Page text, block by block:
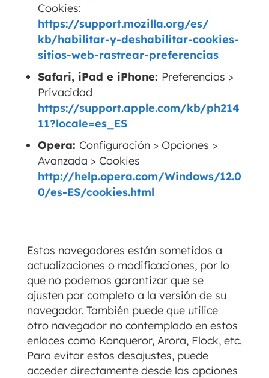
Cookies:
https://support.mozilla.org/es/
kb/habilitar-y-deshabilitar-cookies-
sitios-web-rastrear-preferencias
Safari, iPad e iPhone: Preferencias >
Privacidad
https://support.apple.com/kb/ph214
11?locale=es_ES
Opera: Configuración > Opciones >
Avanzada > Cookies
http://help.opera.com/Windows/12.0
0/es-ES/cookies.html
Estos navegadores están sometidos a
actualizaciones o modificaciones, por lo
que no podemos garantizar que se
ajusten por completo a la versión de su
navegador. También puede que utilice
otro navegador no contemplado en estos
enlaces como Konqueror, Arora, Flock, etc.
Para evitar estos desajustes, puede
acceder directamente desde las opciones